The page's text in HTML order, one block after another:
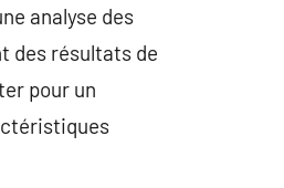
analyse des
des résultats de
pour un